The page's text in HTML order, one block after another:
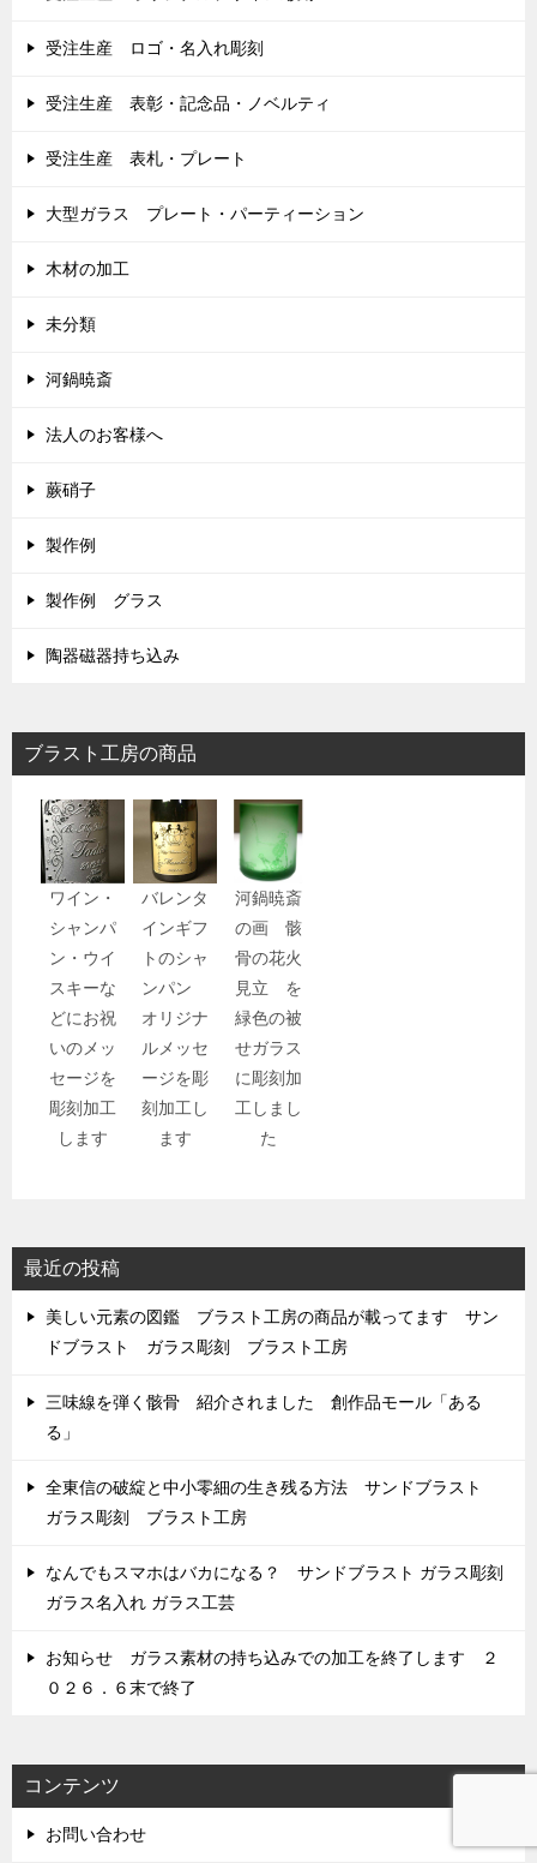
受注生産 ロゴ・名入れ彫刻
受注生産 表彰・記念品・ノベルティ
受注生産 表札・プレート
大型ガラス プレート・パーティーション
木材の加工
未分類
河鍋暁斎
法人のお客様へ
蕨硝子
製作例
製作例 グラス
陶器磁器持ち込み
ブラスト工房の商品
ワイン・
シャンパ
ン・ウイ
スキーな
どにお祝
いのメッ
セージを
彫刻加工
します
バレンタ
インギフ
トのシャ
ンパン
オリジナ
ルメッセ
ージを彫
刻加工し
ます
河鍋暁斎
の画 骸
骨の花火
見立 を
緑色の被
せガラス
に彫刻加
工しまし
た
最近の投稿
美しい元素の図鑑 ブラスト工房の商品が載ってます サン
ドブラスト ガラス彫刻 ブラスト工房
三味線を弾く骸骨 紹介されました 創作品モール「ある
る」
全東信の破綻と中小零細の生き残る方法 サンドブラスト
ガラス彫刻 ブラスト工房
なんでもスマホはバカになる？ サンドブラスト ガラス彫刻
ガラス名入れ ガラス工芸
お知らせ ガラス素材の持ち込みでの加工を終了します ２
０２６．６末で終了
コンテンツ
お問い合わせ